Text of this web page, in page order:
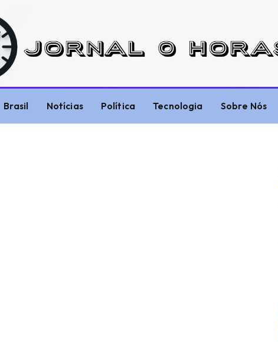
Brasil Notícias Política Tecnologia Sobre Nós